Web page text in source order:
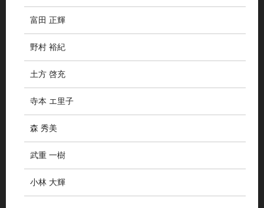
富田 正輝
野村 裕紀
土方 啓充
寺本 エ里子
森 秀美
武重 一樹
小林 大輝